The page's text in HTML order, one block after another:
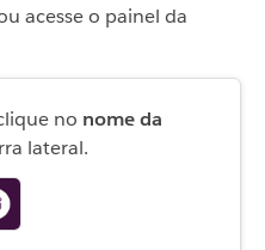
acesse o painel da
no nome da
lateral.